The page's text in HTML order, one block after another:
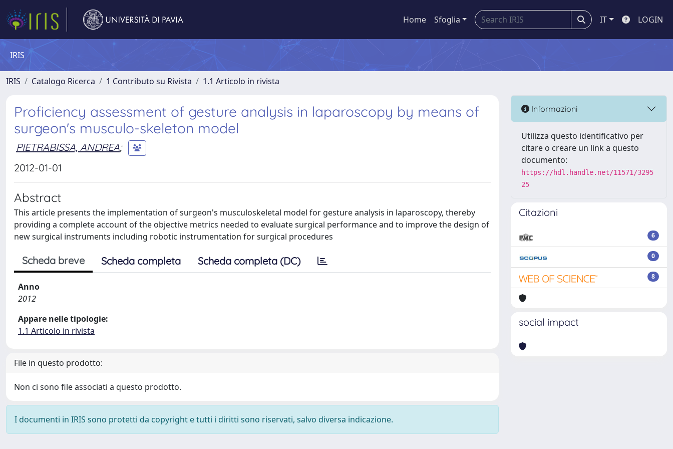
Home Sfoglia IT LOGIN
IRIS
IRIS Catalogo Ricerca 1 Contributo su Rivista 1.1 Articolo in rivista
Proficiency assessment of gesture analysis in laparoscopy by means of
surgeon's musculo-skeleton model
PIETRABISSA, ANDREA;
2012-01-01
Abstract
This article presents the implementation of surgeon's musculoskeletal model for gesture analysis in laparoscopy, thereby
providing a complete account of the objective metrics needed to evaluate surgical performance and to improve the design of
new surgical instruments including robotic instrumentation for surgical procedures
Scheda breve Scheda completa Scheda completa (DC)
Anno
2012
Appare nelle tipologie:
1.1 Articolo in rivista
File in questo prodotto:
Non ci sono file associati a questo prodotto.
I documenti in IRIS sono protetti da copyright e tutti i diritti sono riservati, salvo diversa indicazione.
Informazioni
Utilizza questo identificativo per
citare o creare un link a questo
documento:
https://hdl.handle.net/11571/3295
25
Citazioni
6
0
8
social impact